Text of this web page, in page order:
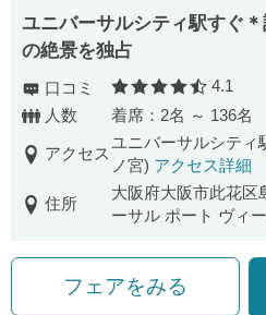
ユニバーサルシティ駅すぐ
の絶景を独占
口コミ 口コミ
4.1
人数
着席：2名 ～ 136名
アクセス
ユニバーサルシティ
ノ宮) アクセス詳細
住所
大阪府大阪市此花区
ーサル ポート ヴィ
フェアをみる